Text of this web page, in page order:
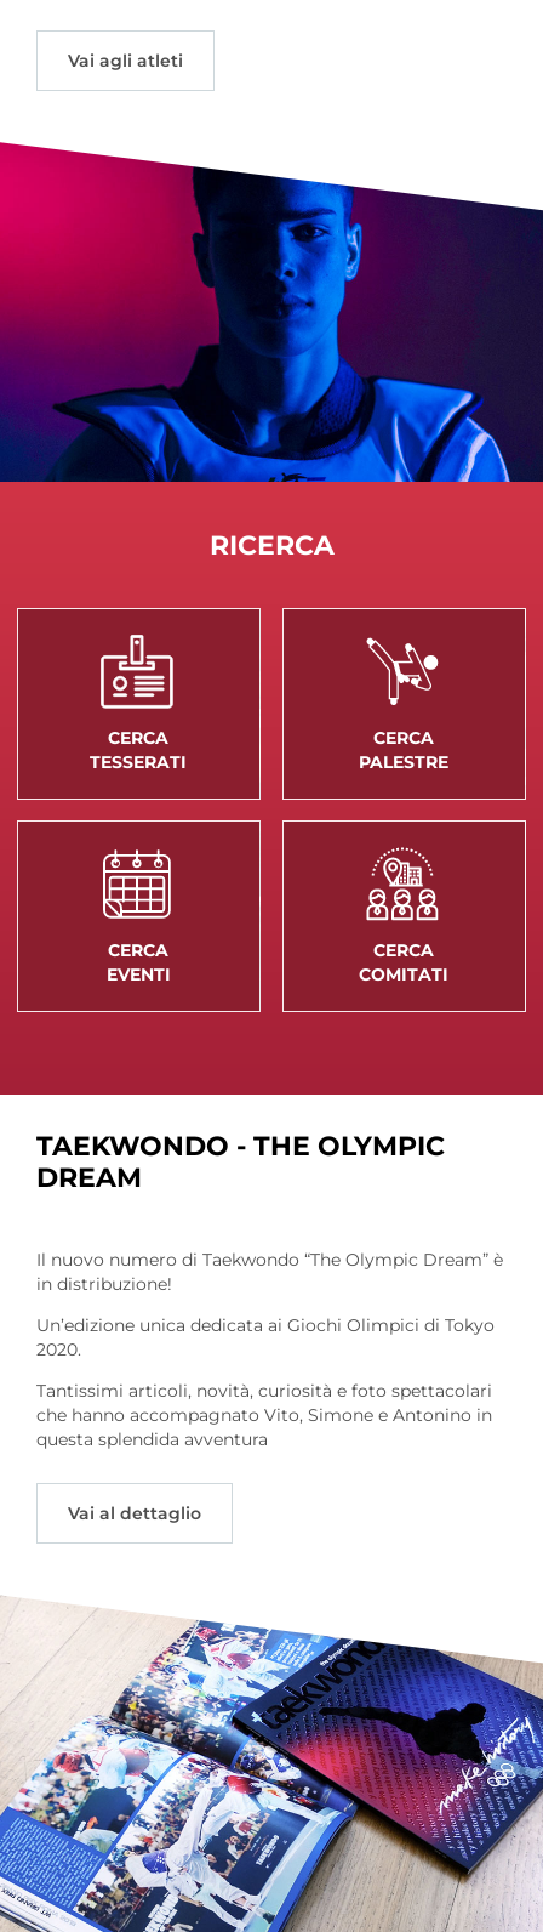
Vai agli atleti
RICERCA
CERCA
TESSERATI
CERCA
PALESTRE
CERCA
EVENTI
CERCA
COMITATI
TAEKWONDO - THE OLYMPIC
DREAM
Il nuovo numero di Taekwondo “The Olympic Dream” è
in distribuzione!
Un’edizione unica dedicata ai Giochi Olimpici di Tokyo
2020.
Tantissimi articoli, novità, curiosità e foto spettacolari
che hanno accompagnato Vito, Simone e Antonino in
questa splendida avventura
Vai al dettaglio